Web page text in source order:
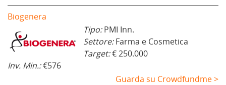
Biogenera
Tipo:PMI Inn.
Settore:Farma e Cosmetica
Target:€ 250.000
Inv. Min.:€576
Guarda su Crowdfundme >